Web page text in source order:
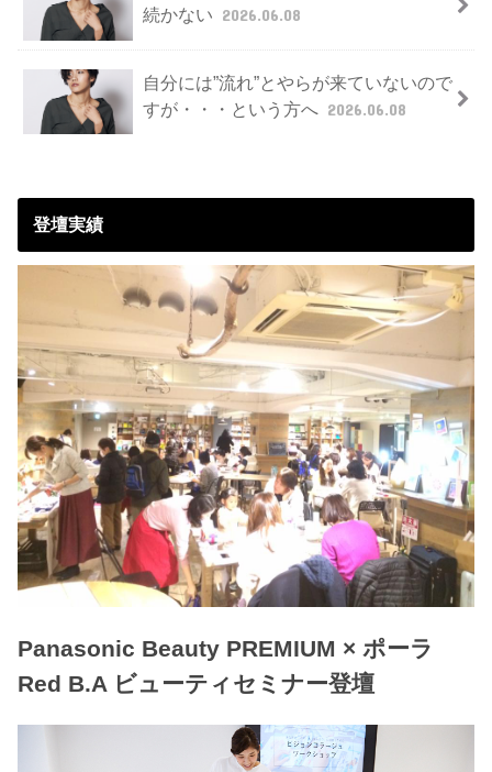
続かない 2026.06.08
自分には”流れ”とやらが来ていないので
すが・・・という方へ 2026.06.08
登壇実績
Panasonic Beauty PREMIUM × ポーラ
Red B.A ビューティセミナー登壇